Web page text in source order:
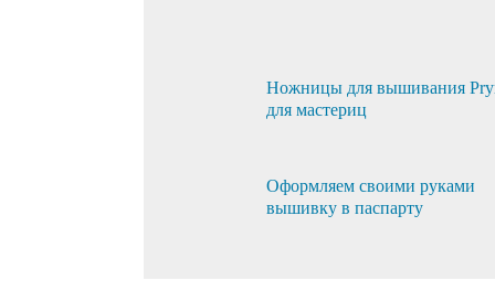
Ножницы для вышивания
для мастериц
Оформляем своими руками
вышивку в паспарту